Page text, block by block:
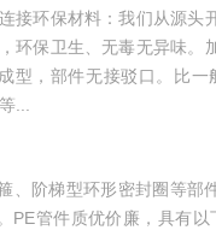
接环保材料：我们从源头
环保卫生、无毒无异味。
型，部件无接驳口。比一
...
、阶梯型环形密封圈等部
PE管件质优价廉，具有以